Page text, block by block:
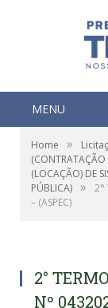
MENU
Home »
(CONTRATAÇÃO
(LOCAÇÃO) DE
PÚBLICA) »
2°
– (ASPEC)
2°
Nº